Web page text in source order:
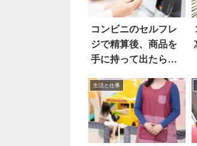
コンビニのセルフレ
ジで精算後、商品を
手に持って出たら…
生活と仕事